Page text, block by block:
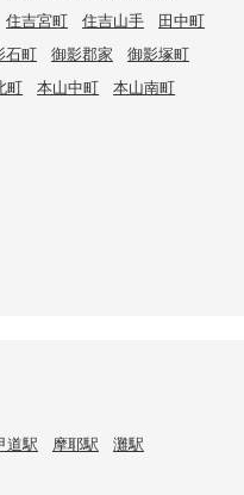
住吉宮町 住吉山手
田中町
石町 御影郡家
御影塚町
町 本山中町
本山南町
道駅 摩耶駅 灘駅